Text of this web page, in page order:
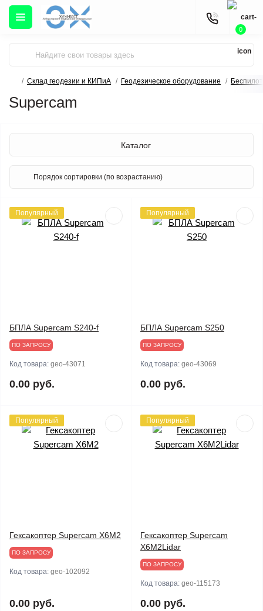
0
Склад геодезии и КИПиА Геодезическое оборудование
Supercam
Каталог
Популярный
БПЛА Supercam S240-f
ПО ЗАПРОСУ
Код товара: geo-43071
0.00 руб.
Популярный
БПЛА Supercam S250
ПО ЗАПРОСУ
Код товара: geo-43069
0.00 руб.
Популярный
Гексакоптер Supercam X6M2
ПО ЗАПРОСУ
Код товара: geo-102092
0.00 руб.
Популярный
Гексакоптер Supercam
X6M2Lidar
ПО ЗАПРОСУ
Код товара: geo-115173
0.00 руб.